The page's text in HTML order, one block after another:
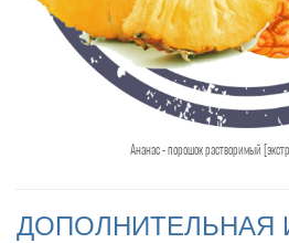
Ананас - порошок растворимый
ДОПОЛНИТЕЛЬНАЯ